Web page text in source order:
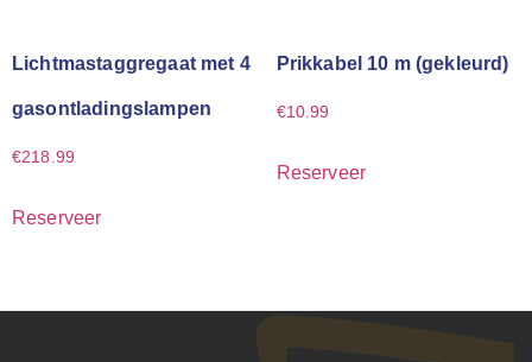
Lichtmastaggregaat met 4
gasontladingslampen
€218.99
Reserveer
Prikkabel 10 m (gekleurd)
€10.99
Reserveer